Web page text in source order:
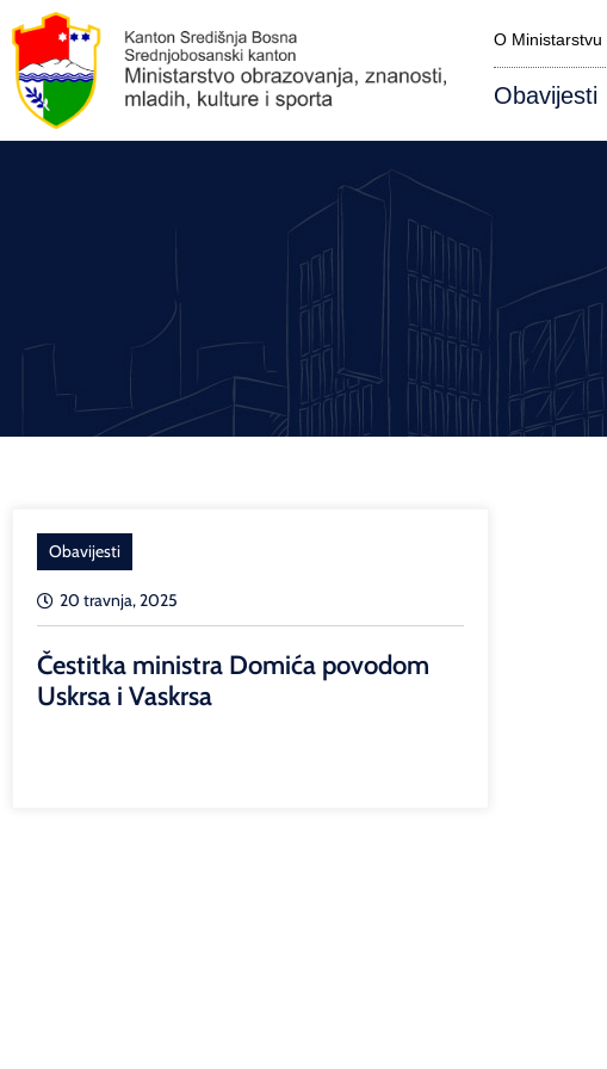
O Ministarstvu
Obavijesti
Obavijesti
20 travnja, 2025
Čestitka ministra Domića povodom
Uskrsa i Vaskrsa